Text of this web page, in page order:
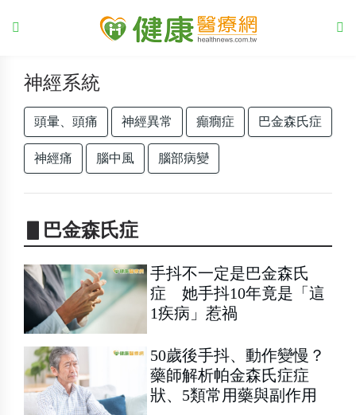
神經系統
頭暈、頭痛 神經異常 癲癇症 巴金森氏症
神經痛 腦中風 腦部病變
▋巴金森氏症
手抖不一定是巴金森氏
症 她手抖10年竟是「這
1疾病」惹禍
50歲後手抖、動作變慢？
藥師解析帕金森氏症症
狀、5類常用藥與副作用